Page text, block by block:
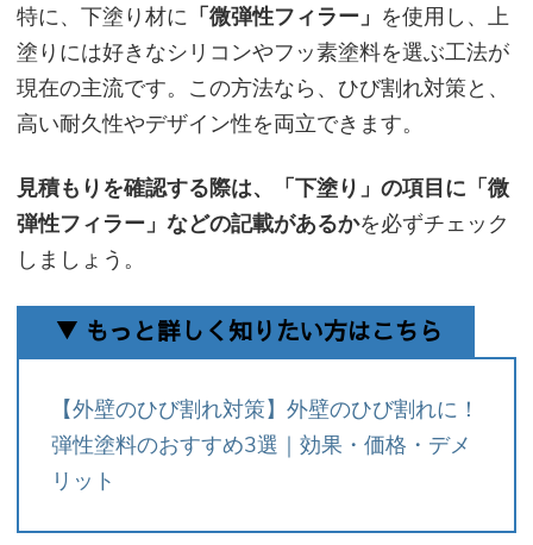
特に、下塗り材に 「微弾性フィラー」 を使用し、上
塗りには好きなシリコンやフッ素塗料を選ぶ工法が
現在の主流です。この方法なら、ひび割れ対策と、
高い耐久性やデザイン性を両立できます。
見積もりを確認する際は、「下塗り」の項目に「微
弾性フィラー」などの記載があるかを必ずチェック
しましょう。
▼ もっと詳しく知りたい方はこちら
【外壁のひび割れ対策】外壁のひび割れに！
弾性塗料のおすすめ3選｜効果・価格・デメ
リット